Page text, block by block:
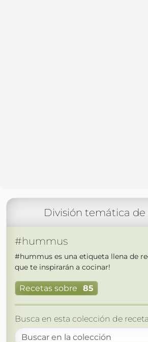
División temática de
#hummus
#hummus es una etiqueta llena de
que te inspirarán a cocinar!
Recetas sobre 85
Busca en esta colección de